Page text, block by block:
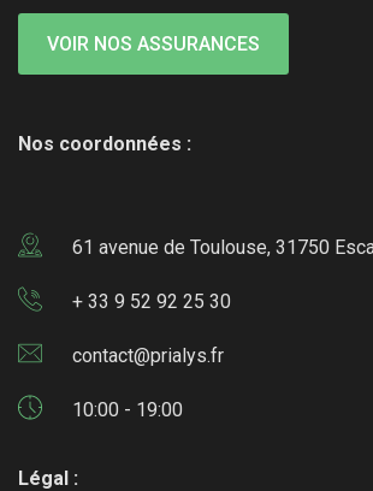
VOIR NOS ASSURANCES
Nos coordonnées :
61 avenue de Toulouse, 31750
+ 33 9 52 92 25 30
contact@prialys.fr
10:00 - 19:00
Légal :